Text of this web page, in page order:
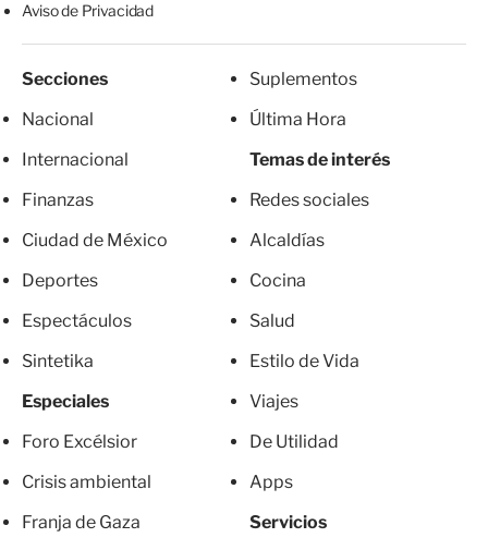
Aviso de Privacidad
Secciones
Nacional
Internacional
Finanzas
Ciudad de México
Deportes
Espectáculos
Sintetika
Especiales
Foro Excélsior
Crisis ambiental
Franja de Gaza
Suplementos
Última Hora
Temas de interés
Redes sociales
Alcaldías
Cocina
Salud
Estilo de Vida
Viajes
De Utilidad
Apps
Servicios